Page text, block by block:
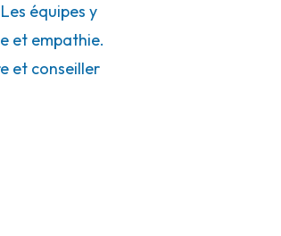
équipes y
et empathie.
et conseiller